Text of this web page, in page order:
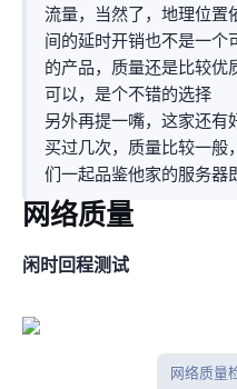
流量，当然了，地理位置依
间的延时开销也不是一个
的Charter产品，IP质量还是
可以，是个不错的选择
另外再提一嘴，这家还有好
买过几次，质量比较一般
们一起品鉴他家的服务器
网络质量
闲时IPV4回程测试
网络质量